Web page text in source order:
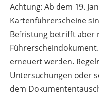
Achtung: Ab dem 19.
Kartenführerscheine
Befristung betrifft aber
Führerscheindokument.
erneuert werden.
Untersuchungen oder
dem